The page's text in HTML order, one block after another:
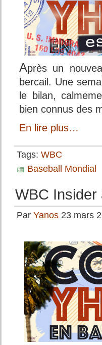
Après un
bercail. Une
le bilan,
bien connus des
En lire plus…
Tags: WBC
Baseball Mondial
WBC Insider
Par Yanos 23 mars